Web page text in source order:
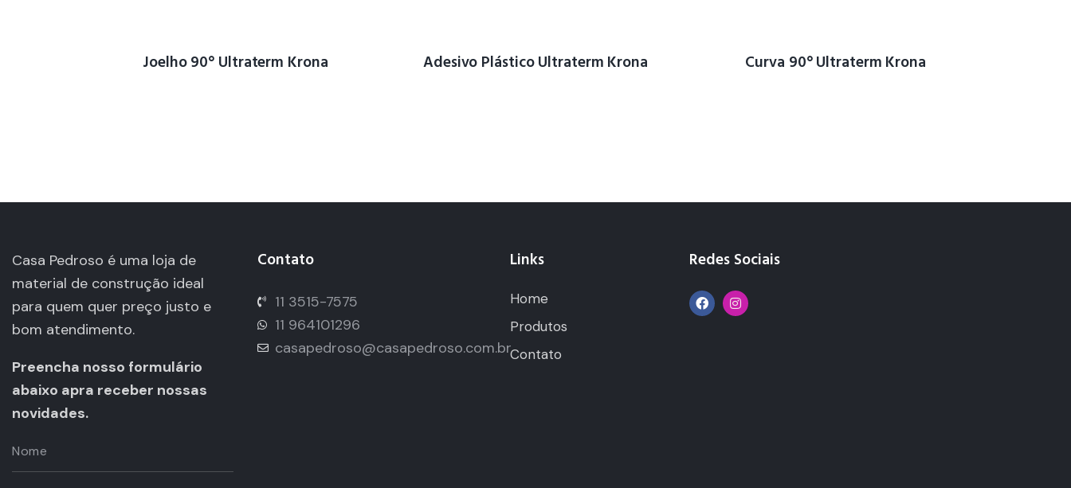
Joelho 90° Ultraterm Krona Adesivo Plástico Ultraterm Krona Curva 90° Ultraterm Krona
Casa Pedroso é uma loja de
material de construção ideal
para quem quer preço justo e
bom atendimento.
Preencha nosso formulário
abaixo apra receber nossas
novidades.
Contato
11 3515-7575
11 964101296
casapedroso@casapedroso.com.br
Links
Home
Produtos
Contato
Redes Sociais